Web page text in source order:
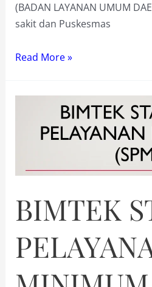
(BADAN LAYANAN UMUM
sakit dan Puskesmas
BIMTEK
MANAJEMEN
PENGELOLAAN
Read More »
BIMTEK